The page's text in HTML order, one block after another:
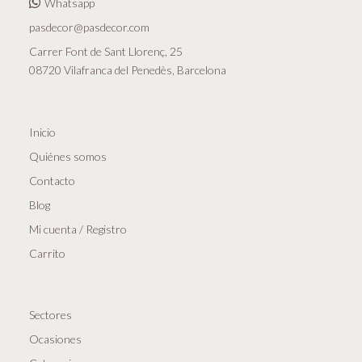
newsletters,
comunicaciones
comerciales
del
tratamiento:
Whatsapp
pasdecor@pasdecor.com
Carrer Font de Sant Llorenç, 25
08720 Vilafranca del Penedès, Barcelona
Inicio
Quiénes somos
Contacto
Blog
Mi cuenta / Registro
Carrito
Sectores
Ocasiones